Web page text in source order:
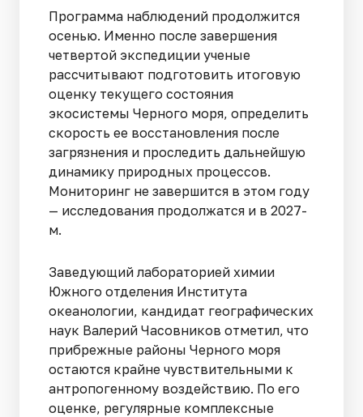
Программа наблюдений продолжится
осенью. Именно после завершения
четвертой экспедиции ученые
рассчитывают подготовить итоговую
оценку текущего состояния
экосистемы Черного моря, определить
скорость ее восстановления после
загрязнения и проследить дальнейшую
динамику природных процессов.
Мониторинг не завершится в этом году
— исследования продолжатся и в 2027-
м.
Заведующий лабораторией химии
Южного отделения Института
океанологии, кандидат географических
наук Валерий Часовников отметил, что
прибрежные районы Черного моря
остаются крайне чувствительными к
антропогенному воздействию. По его
оценке, регулярные комплексные